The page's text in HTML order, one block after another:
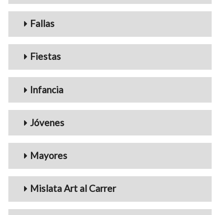
Fallas
Fiestas
Infancia
Jóvenes
Mayores
Mislata Art al Carrer